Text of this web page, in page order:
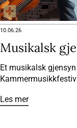
10.06.26
Musikalsk
Et musikalsk
år etter at et spesielt
Les mer